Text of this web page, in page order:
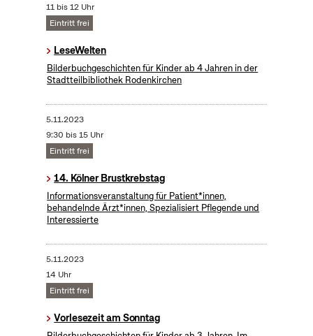
11 bis 12 Uhr
Eintritt frei
LeseWelten
Bilderbuchgeschichten für Kinder ab 4 Jahren in der
Stadtteilbibliothek Rodenkirchen
5.11.2023
9:30 bis 15 Uhr
Eintritt frei
14. Kölner Brustkrebstag
Informationsveranstaltung für Patient*innen,
behandelnde Ärzt*innen, Spezialisiert Pflegende und
Interessierte
5.11.2023
14 Uhr
Eintritt frei
Vorlesezeit am Sonntag